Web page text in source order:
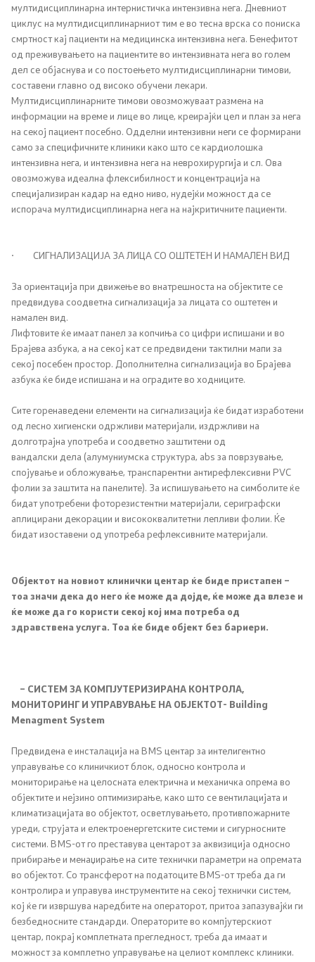
Листа на установи
Установи од секундарна и терцијална ЗЗ
Овластувања за здравствени установи
Обнова на дозвола за работа
Завршни сметки
Закони
Предлог закони
Подзаконски акти
Одлуки
Модел на статут на ЈЗУ
Документи
Стратешки план и буџет
Реализација на Буџетот
Упатства
Работни документи
Стратегии
Дописи
Извештаи
Ревизорски извештаи
Акциски планови
Обрасци
Презентации
Односи со јавност
мултидисциплинарна интернистичка интензивна нега. Дневниот
циклус на мултидисциплинарниот тим е во тесна врска со пониска
смртност кај пациенти на медицинска интензивна нега. Бенефитот
од преживувањето на пациентите во интензивната нега во голем
дел се објаснува и со постоењето мултидисциплинарни тимови,
составени главно од високо обучени лекари.
Мултидисциплинарните тимови овозможуваат размена на
информации на време и лице во лице, креирајќи цел и план за нега
на секој пациент посебно. Одделни интензивни неги се формирани
само за специфичните клиники како што се кардиолошка
интензивна нега, и интензивна нега на неврохирургија и сл. Ова
овозможува идеална флексибилност и концентрација на
специјализиран кадар на едно ниво, нудејќи можност да се
испорача мултидисциплинарна нега на најкритичните пациенти.
· СИГНАЛИЗАЦИЈА ЗА ЛИЦА СО ОШТЕТЕН И НАМАЛЕН ВИД
За ориентација при движење во внатрешноста на објектите се
предвидува соодветна сигнализација за лицата со оштетен и
намален вид.
Лифтовите ќе имаат панел за копчиња со цифри испишани и во
Брајева азбука, а на секој кат се предвидени тактилни мапи за
секој посебен простор. Дополнителна сигнализација во Брајева
азбука ќе биде испишана и на оградите во ходниците.
Сите горенаведени елементи на сигнализација ќе бидат изработени
од лесно хигиенски одржливи материјали, издржливи на
долготрајна употреба и соодветно заштитени од
вандалски дела (алумуниумска структура, abs за поврзување,
спојување и обложување, транспарентни антирефлексивни PVC
фолии за заштита на панелите). За испишувањето на симболите ќе
бидат употребени фоторезистентни материјали, сериграфски
аплицирани декорации и висококвалитетни лепливи фолии. Ќе
бидат изоставени од употреба рефлексивните материјали.
Објектот на новиот клинички центар ќе биде пристапен –
тоа значи дека до него ќе може да дојде, ќе може да влезе и
ќе може да го користи секој кој има потреба од
здравствена услуга. Тоа ќе биде објект без бариери.
– СИСТЕМ ЗА КОМПЈУТЕРИЗИРАНА КОНТРОЛА,
МОНИТОРИНГ И УПРАВУВАЊЕ НА ОБЈЕКТОТ- Building
Menagment System
Предвидена е инсталација на BMS центар за интелигентно
управување со клиничкиот блок, односно контрола и
мониторирање на целосната електрична и механичка опрема во
објектите и нејзино оптимизирање, како што се вентилацијата и
климатизацијата во објектот, осветлувањето, противпожарните
уреди, струјата и електроенергетските системи и сигурносните
системи. BMS-от го преставува центарот за аквизиција односно
прибирање и менаџирање на сите технички параметри на опремата
во објектот. Со трансферот на податоците BMS-от треба да ги
контролира и управува инструментите на секој технички систем,
кој ќе ги извршува наредбите на операторот, притоа запазувајќи ги
безбедносните стандарди. Операторите во компјутерскиот
центар, покрај комплетната прегледност, треба да имаат и
можност за комплетно управување на целиот комплекс клиники.